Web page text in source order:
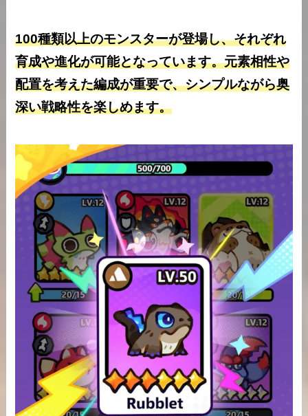
100種類以上のモンスターが登場し、それぞれ
育成や進化が可能となっています。元素相性や
配置を考えた編成が重要で、シンプルながら奥
深い戦略性を楽しめます。